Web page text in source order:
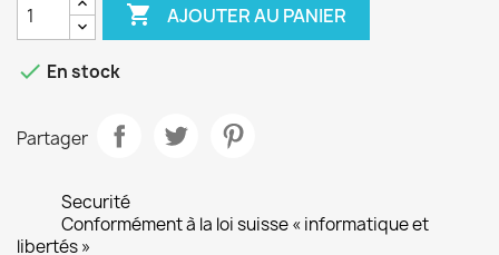
 AJOUTER AU PANIER
 En stock
Partager
Securité
Conformément à la loi suisse « informatique et
libertés »